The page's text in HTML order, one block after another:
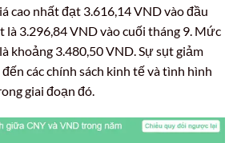
cao nhất đạt 3.616,14 VND vào đầu
là 3.296,84 VND vào cuối tháng 9. Mức
khoảng 3.480,50 VND. Sự sụt giảm
các chính sách kinh tế và tình hình
giai đoạn đó.